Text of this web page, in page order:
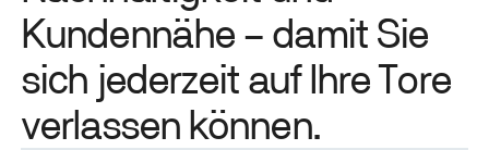
Kundennähe – damit Sie
sich jederzeit auf IhreTore
verlassen können.